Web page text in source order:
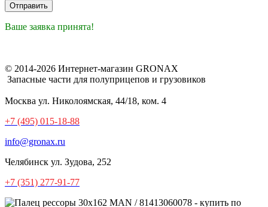
Ваше заявка принята!
© 2014-2026 Интернет-магазин GRONAX
Запасные части для полуприцепов и грузовиков
Москва ул. Николоямская, 44/18, ком. 4
+7 (495) 015-18-88
info@gronax.ru
Челябинск ул. Зудова, 252
+7 (351) 277-91-77